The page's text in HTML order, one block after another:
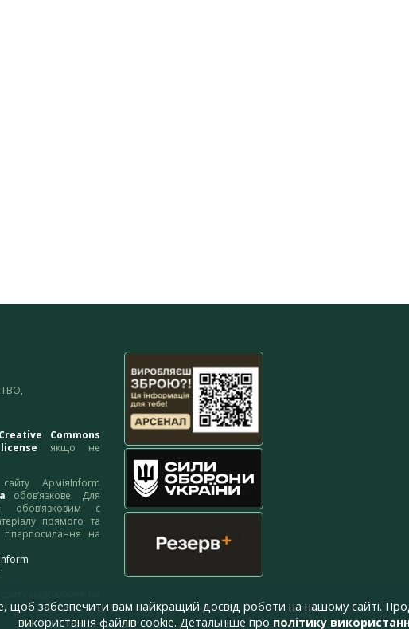
Creative Commons
якщо не
АрміяInform
обов’язкове. Для
обов’язковим є
прямого та
на
щоб забезпечити вам найкращий досвід роботи на нашому сайті.
використання файлів cookie. Детальніше про політику